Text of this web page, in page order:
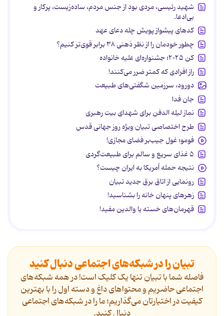
شهید رئیسی، مردی بود از جنس مردم، ساده‌زیست، پرکار و
بی‌ادعا.
کدهای پیشواز پویش چله دعای عهد
چطور خودمان را از نظر ذهنی ۳۸ برابر قوی‌تر کنیم؟
کن ۲۰۲۵؛ جشنواره‌ای علیه خانواده
راز افرادی که کمتر ضرر می‌کنند!
دورود، سرزمین شگفتی‌های طبیعت
جان فدا
نماز لیله الدفن برای شهدای بیت رهبری
طرح اختصاصی تبیان ویژه روز جهانی قدس
فومو؛ غول جیب‌بر فضای مجازی!
۵ غذای سریع و سالم برای طبیعت‌گردی
نتیجه حمله آمریکا به ایران چیست؟
رونمایی از اتاق برق جدید تبیان
زهرهای پنهان خانه را بشناسید!
قهرمان‌های خسته یا والدین مفید!
تبیان را در شبکه‌های اجتماعی دنبال کنید
فاصله شما با تبیان تنها یک کلیک است! در همه شبکه‌های
اجتماعی حاضریم و محتواهای داغ و دسته اول را با بهترین
کیفیت در اختیارتان می‌گذاریم؛ ما را در شبکه‌های اجتماعی